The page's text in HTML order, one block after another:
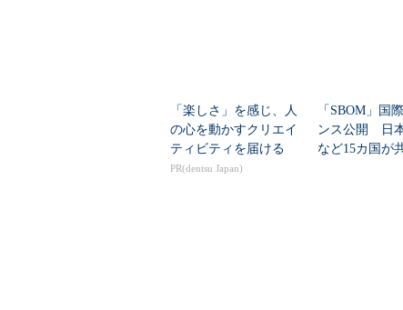
「楽しさ」を感じ、人
の心を動かすクリエイ
ティビティを届ける
PR(dentsu Japan)
「SBOM」国
ンス公開 日
など15カ国が